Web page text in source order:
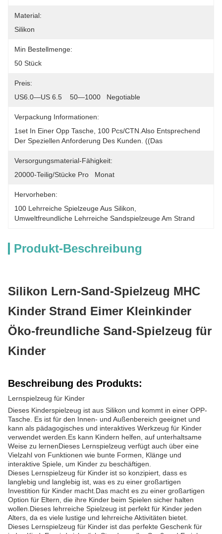
Material:
Silikon
Min Bestellmenge:
50 Stück
Preis:
US6.0—US 6.5    50—1000   Negotiable
Verpackung Informationen:
1set In Einer Opp Tasche, 100 Pcs/CTN.Also Entsprechend
Der Speziellen Anforderung Des Kunden. ((das
Versorgungsmaterial-Fähigkeit:
20000-Teilig/Stücke Pro   Monat
Hervorheben:
100 Lehrreiche Spielzeuge Aus Silikon
Umweltfreundliche Lehrreiche Sandspielzeuge Am Strand
Produkt-Beschreibung
Silikon Lern-Sand-Spielzeug MHC
Kinder Strand Eimer Kleinkinder
Öko-freundliche Sand-Spielzeug für
Kinder
Beschreibung des Produkts:
Lernspielzeug für Kinder
Dieses Kinderspielzeug ist aus Silikon und kommt in einer OPP-
Tasche. Es ist für den Innen- und Außenbereich geeignet und
kann als pädagogisches und interaktives Werkzeug für Kinder
verwendet werden.Es kann Kindern helfen, auf unterhaltsame
Weise zu lernenDieses Lernspielzeug verfügt auch über eine
Vielzahl von Funktionen wie bunte Formen, Klänge und
interaktive Spiele, um Kinder zu beschäftigen.
Dieses Lernspielzeug für Kinder ist so konzipiert, dass es
langlebig und langlebig ist, was es zu einer großartigen
Investition für Kinder macht.Das macht es zu einer großartigen
Option für Eltern, die ihre Kinder beim Spielen sicher halten
wollen.Dieses lehrreiche Spielzeug ist perfekt für Kinder jeden
Alters, da es viele lustige und lehrreiche Aktivitäten bietet.
Dieses Lernspielzeug für Kinder ist das perfekte Geschenk für